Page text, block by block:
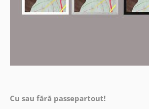
Cu sau fără passepartout!